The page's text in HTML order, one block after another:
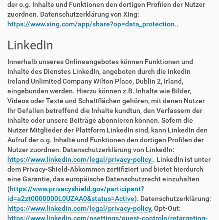
der o.g. Inhalte und Funktionen den dortigen Profilen der Nutzer
zuordnen. Datenschutzerklärung von Xing:
https://www.xing.com/app/share?op=data_protection..
LinkedIn
Innerhalb unseres Onlineangebotes können Funktionen und
Inhalte des Dienstes LinkedIn, angeboten durch die inkedIn
Ireland Unlimited Company Wilton Place, Dublin 2, Irland,
eingebunden werden. Hierzu können z.B. Inhalte wie Bilder,
Videos oder Texte und Schaltflächen gehören, mit denen Nutzer
Ihr Gefallen betreffend die Inhalte kundtun, den Verfassern der
Inhalte oder unsere Beiträge abonnieren können. Sofern die
Nutzer Mitglieder der Plattform LinkedIn sind, kann LinkedIn den
Aufruf der o.g. Inhalte und Funktionen den dortigen Profilen der
Nutzer zuordnen. Datenschutzerklärung von LinkedIn:
https://www.linkedin.com/legal/privacy-policy.. LinkedIn ist unter
dem Privacy-Shield-Abkommen zertifiziert und bietet hierdurch
eine Garantie, das europäische Datenschutzrecht einzuhalten
(https://www.privacyshield.gov/participant?
id=a2zt0000000L0UZAA0&status=Active). Datenschutzerklärung:
https://www.linkedin.com/legal/privacy-policy, Opt-Out:
https://www.linkedin.com/psettings/guest-controls/retargeting-